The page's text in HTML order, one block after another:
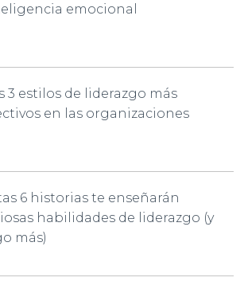
emocional
3 estilos de liderazgo más
en las organizaciones
6 historias te enseñarán
habilidades de liderazgo (y
más)